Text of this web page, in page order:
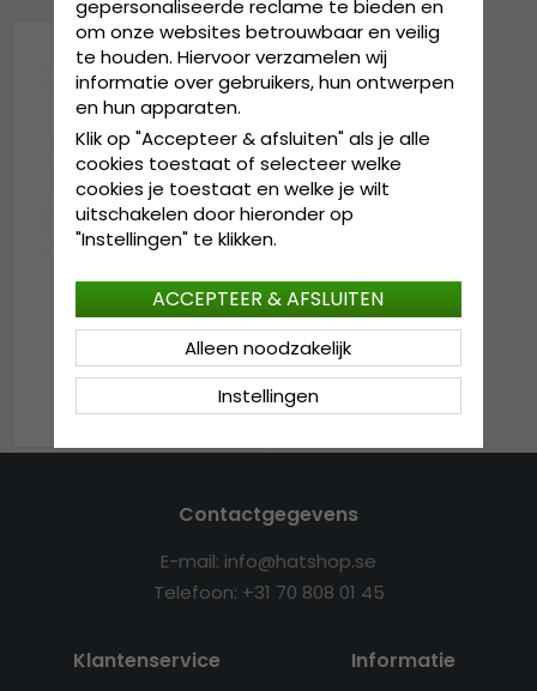
Mutsen - Gårda Cock
Beanie (beige)
€15.99€19.99
Contactgegevens
E-mail: info@hatshop.se
Telefoon: +31 70 808 01 45
Klantenservice Informatie
gepersonaliseerde reclame te bieden en
om onze websites betrouwbaar en veilig
te houden. Hiervoor verzamelen wij
informatie over gebruikers, hun ontwerpen
en hun apparaten.
Klik op "Accepteer & afsluiten" als je alle
cookies toestaat of selecteer welke
cookies je toestaat en welke je wilt
uitschakelen door hieronder op
"Instellingen" te klikken.
Instellingen
Alleen noodzakelijk
ACCEPTEER & AFSLUITEN